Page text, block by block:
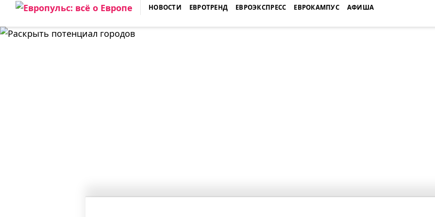
Skip
content
ЕВРОПУЛЬС: ВСЁ О ЕВРОПЕ
НОВОСТИ ЕВРОТРЕНД ЕВРОЭКСПРЕСС ЕВРОКАМПУС АФИША